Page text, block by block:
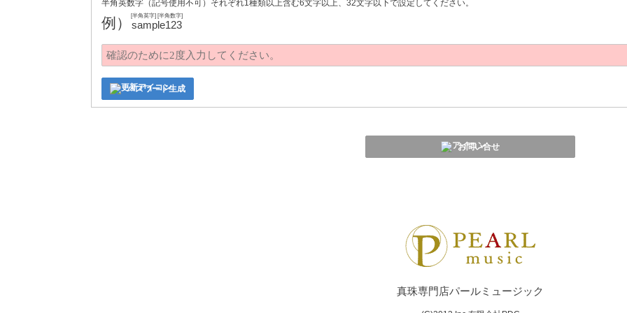
半角英数字（記号使用不可）それぞれ1種類以上含む6文字以上、32文字以下で設定してください。
例） sample123
[半角英字] [半角数字]
パスワード生成
お問い合せ
真珠専門店パールミュージック